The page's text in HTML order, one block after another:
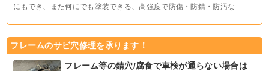
にもでき、また何にでも塗装できる、高強度で防傷・防錆・防汚な
フレームのサビ穴修理を承ります！
フレーム等の錆穴/腐食で車検が通らない場合は